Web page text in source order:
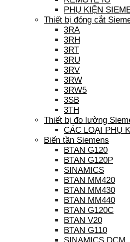
PHỤ KIỆN
Thiết bị đóng cắt
3RA
3RH
3RT
3RU
3RV
3RW
3RW5
3SB
3TH
Thiết bị đo lường
CÁC LOẠI PHỤ
Biến tần Siemens
BTAN G120
BTAN G120P
SINAMICS
BTAN MM420
BTAN MM430
BTAN MM440
BTAN G120C
BTAN V20
BTAN G110